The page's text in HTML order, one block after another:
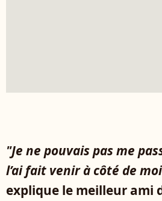
"Je ne pouvais pas me
l’ai fait venir à côté de
explique le meilleur ami